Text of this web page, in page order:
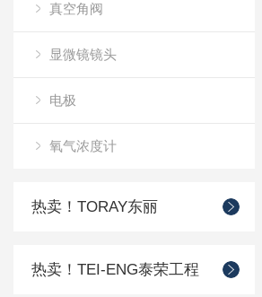
真空角阀
显微镜镜头
电极
氧气浓度计
热卖！TORAY东丽
热卖！TEI-ENG泰荣工程